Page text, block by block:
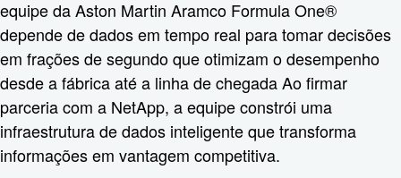
equipe da Aston Martin Aramco Formula One®
depende de dados em tempo real para tomar decisões
em frações de segundo que otimizam o desempenho
desde a fábrica até a linha de chegada Ao firmar
parceria com a NetApp, a equipe constrói uma
infraestrutura de dados inteligente que transforma
informações em vantagem competitiva.